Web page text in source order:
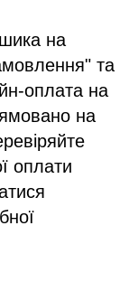
на
та
оплата на
на
оплати